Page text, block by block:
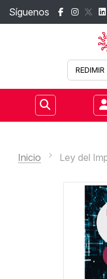
Síguenos
Inicio Ley del